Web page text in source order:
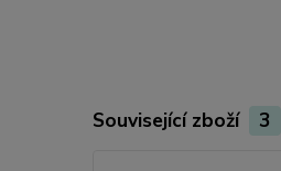
Související zboží 3